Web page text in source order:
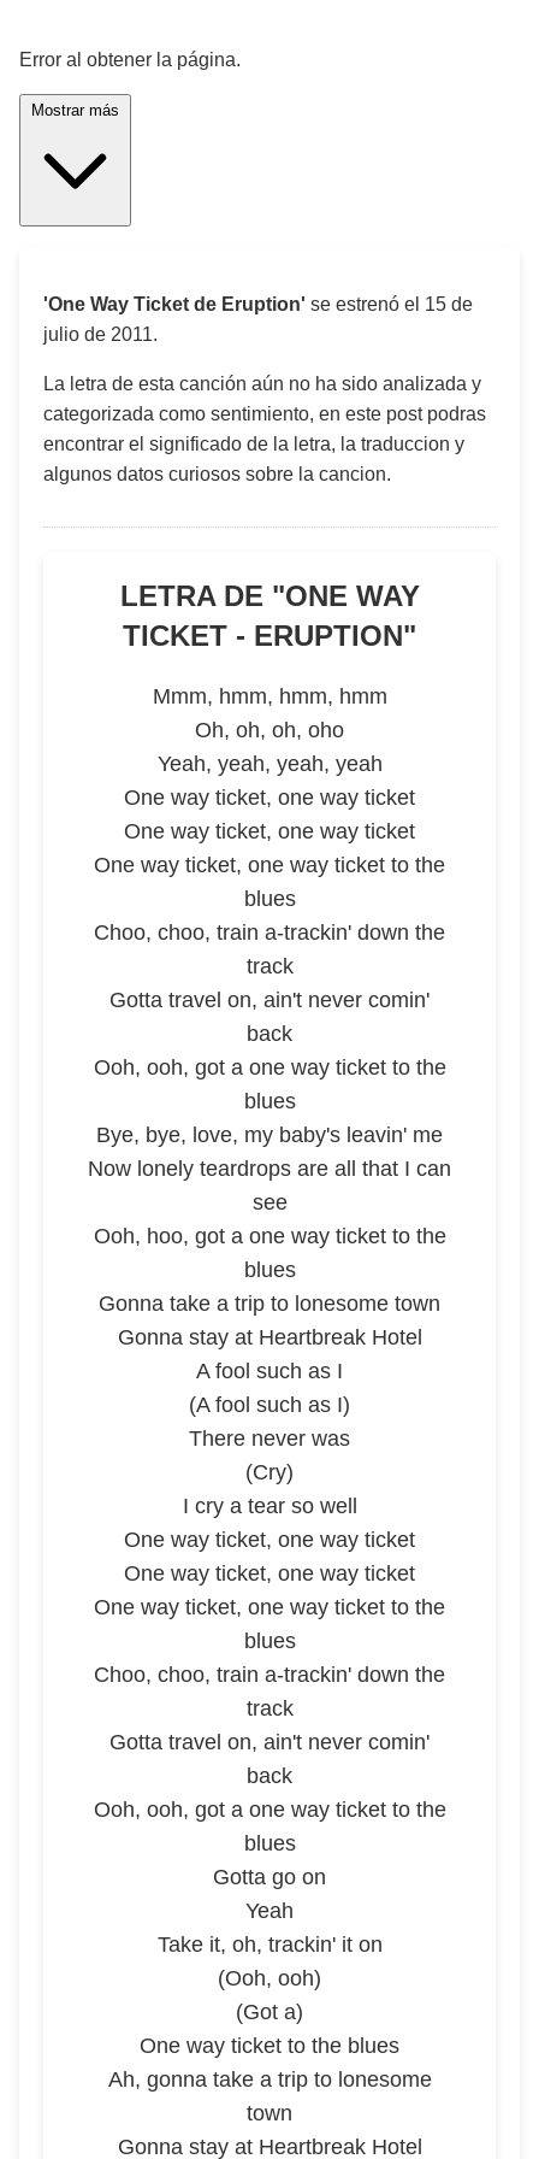
Error al obtener la página.
'One Way Ticket de Eruption' se estrenó el 15 de
julio de 2011.
La letra de esta canción aún no ha sido analizada y
categorizada como sentimiento, en este post podras
encontrar el significado de la letra, la traduccion y
algunos datos curiosos sobre la cancion.
LETRA DE "ONE WAY
TICKET - ERUPTION"
Mmm, hmm, hmm, hmm
Oh, oh, oh, oho
Yeah, yeah, yeah, yeah
One way ticket, one way ticket
One way ticket, one way ticket
One way ticket, one way ticket to the
blues
Choo, choo, train a-trackin' down the
track
Gotta travel on, ain't never comin'
back
Ooh, ooh, got a one way ticket to the
blues
Bye, bye, love, my baby's leavin' me
Now lonely teardrops are all that I can
see
Ooh, hoo, got a one way ticket to the
blues
Gonna take a trip to lonesome town
Gonna stay at Heartbreak Hotel
A fool such as I
(A fool such as I)
There never was
(Cry)
I cry a tear so well
One way ticket, one way ticket
One way ticket, one way ticket
One way ticket, one way ticket to the
blues
Choo, choo, train a-trackin' down the
track
Gotta travel on, ain't never comin'
back
Ooh, ooh, got a one way ticket to the
blues
Gotta go on
Yeah
Take it, oh, trackin' it on
(Ooh, ooh)
(Got a)
One way ticket to the blues
Ah, gonna take a trip to lonesome
town
Gonna stay at Heartbreak Hotel